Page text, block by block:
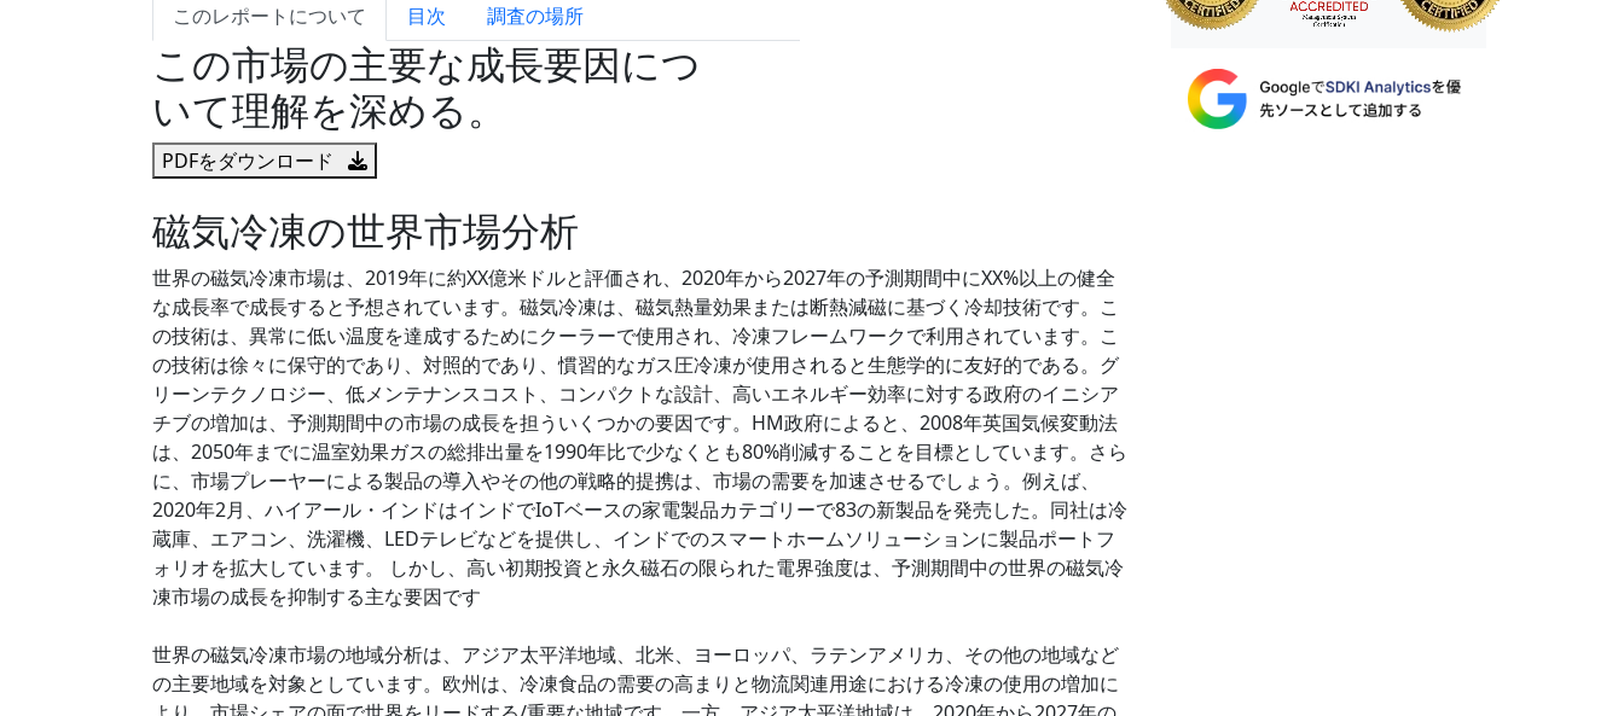
このレポートについて 目次 調査の場所
この市場の主要な成長要因につ
いて理解を深める。
PDFをダウンロード
磁気冷凍の世界市場分析
世界の磁気冷凍市場は、2019年に約XX億米ドルと評価され、2020年から2027年の予測期間中にXX%以上の健全
な成長率で成長すると予想されています。磁気冷凍は、磁気熱量効果または断熱減磁に基づく冷却技術です。こ
の技術は、異常に低い温度を達成するためにクーラーで使用され、冷凍フレームワークで利用されています。こ
の技術は徐々に保守的であり、対照的であり、慣習的なガス圧冷凍が使用されると生態学的に友好的である。グ
リーンテクノロジー、低メンテナンスコスト、コンパクトな設計、高いエネルギー効率に対する政府のイニシア
チブの増加は、予測期間中の市場の成長を担ういくつかの要因です。HM政府によると、2008年英国気候変動法
は、2050年までに温室効果ガスの総排出量を1990年比で少なくとも80%削減することを目標としています。さら
に、市場プレーヤーによる製品の導入やその他の戦略的提携は、市場の需要を加速させるでしょう。例えば、
2020年2月、ハイアール・インドはインドでIoTベースの家電製品カテゴリーで83の新製品を発売した。同社は冷
蔵庫、エアコン、洗濯機、LEDテレビなどを提供し、インドでのスマートホームソリューションに製品ポートフ
ォリオを拡大しています。 しかし、高い初期投資と永久磁石の限られた電界強度は、予測期間中の世界の磁気冷
凍市場の成長を抑制する主な要因です
世界の磁気冷凍市場の地域分析は、アジア太平洋地域、北米、ヨーロッパ、ラテンアメリカ、その他の地域など
の主要地域を対象としています。欧州は、冷凍食品の需要の高まりと物流関連用途における冷凍の使用の増加に